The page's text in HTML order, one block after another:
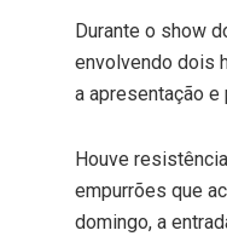
Durante o show
envolvendo dois
a apresentação e
Houve
empurrões que
domingo, a